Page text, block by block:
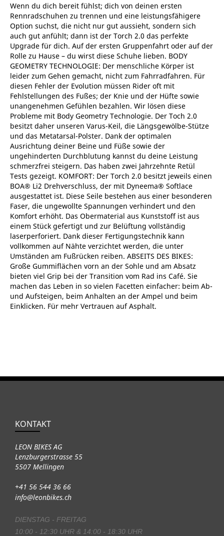
Wenn du dich bereit fühlst; dich von deinen ersten
Rennradschuhen zu trennen und eine leistungsfähigere
Option suchst, die nicht nur gut aussieht, sondern sich
auch gut anfühlt; dann ist der Torch 2.0 das perfekte
Upgrade für dich. Auf der ersten Gruppenfahrt oder auf der
Rolle zu Hause – du wirst diese Schuhe lieben. BODY
GEOMETRY TECHNOLOGIE: Der menschliche Körper ist
leider zum Gehen gemacht, nicht zum Fahrradfahren. Für
diesen Fehler der Evolution müssen Rider oft mit
Fehlstellungen des Fußes; der Knie und der Hüfte sowie
unangenehmen Gefühlen bezahlen. Wir lösen diese
Probleme mit Body Geometry Technologie. Der Toch 2.0
besitzt daher unseren Varus-Keil, die Längsgewölbe-Stütze
und das Metatarsal-Polster. Dank der optimalen
Ausrichtung deiner Beine und Füße sowie der
ungehinderten Durchblutung kannst du deine Leistung
schmerzfrei steigern. Das haben zwei Jahrzehnte Retül
Tests gezeigt. KOMFORT: Der Torch 2.0 besitzt jeweils einen
BOA® Li2 Drehverschluss, der mit Dyneema® Softlace
ausgestattet ist. Diese Seile bestehen aus einer besonderen
Faser, die ungewollte Spannungen verhindert und den
Komfort erhöht. Das Obermaterial aus Kunststoff ist aus
einem Stück gefertigt und zur Belüftung vollständig
laserperforiert. Dank dieser Fertigungstechnik kann
vollkommen auf Nähte verzichtet werden, die unter
Umständen am Fußrücken reiben. ABSEITS DES BIKES:
Große Gummiflächen vorn an der Sohle und am Absatz
bieten viel Grip bei der Transition vom Rad ins Café. Sie
machen das Leben in so vielen Facetten einfacher: beim Ab-
und Aufsteigen, beim Anhalten an der Ampel und beim
Einklicken. Für mehr Vertrauen auf Asphalt.
KONTAKT
LEON BIKES AG
Lenzburgerstrasse 55
5507 Mellingen
+41 56 544 36 66
info@leonbikes.ch
DIENSTAG - FREITAG
10:00 - 12:30 UHR & 14:00 - 18:30 UHR